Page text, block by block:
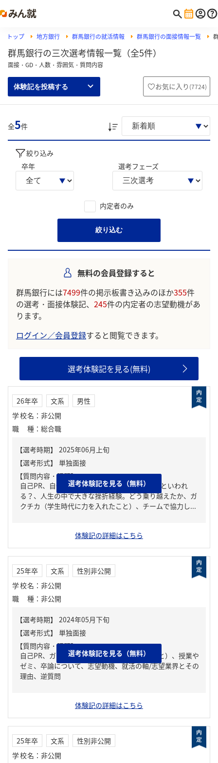
トップ 地方銀行 群馬銀行の就活情報 群馬銀行の面接情報一覧
群馬銀行の三次選考情報一覧（全5件）
面接・GD・人数・雰囲気・質問内容
体験記を投稿する お気に入り (7724)
全5件
絞り込み
卒年
選考フェーズ
内定者のみ
絞り込む
無料の会員登録すると
群馬銀行には7499件の掲示板書き込みのほか355件
の選考・面接体験記、 245件の内定者の志望動機があ
ります。
ログイン／会員登録すると閲覧できます。
選考体験記を見る(無料)
26年卒 文系
男性
学校名 ： 非公開
職種 ： 総合職
【質問内容・課題】
自己PR、自分の強み/弱み、周りからどんな人といわれ
る？、人生の中で大きな挫折経験。どう乗り越えたか、ガ
クチカ（学生時代に力を入れたこと）、チームで協力し...
選考体験記を見る（無料）
体験記の詳細はこちら
25年卒 文系
性別非公開
学校名 ： 非公開
職種 ： 非公開
【質問内容・課題】
自己PR、ガクチカ（学生時代に力を入れたこと）、授業や
ゼミ、卒論について、志望動機、就活の軸/志望業界とその
理由、逆質問
選考体験記を見る（無料）
体験記の詳細はこちら
25年卒 文系
性別非公開
学校名 ： 非公開